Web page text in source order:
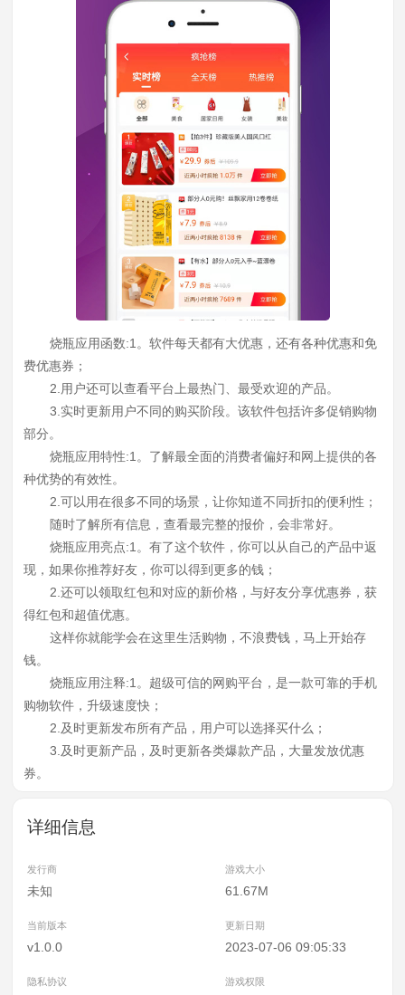
烧瓶应用函数:1。软件每天都有大优惠，还有各种优惠和免
费优惠券；
2.用户还可以查看平台上最热门、最受欢迎的产品。
3.实时更新用户不同的购买阶段。该软件包括许多促销购物
部分。
烧瓶应用特性:1。了解最全面的消费者偏好和网上提供的各
种优势的有效性。
2.可以用在很多不同的场景，让你知道不同折扣的便利性；
随时了解所有信息，查看最完整的报价，会非常好。
烧瓶应用亮点:1。有了这个软件，你可以从自己的产品中返
现，如果你推荐好友，你可以得到更多的钱；
2.还可以领取红包和对应的新价格，与好友分享优惠券，获
得红包和超值优惠。
这样你就能学会在这里生活购物，不浪费钱，马上开始存
钱。
烧瓶应用注释:1。超级可信的网购平台，是一款可靠的手机
购物软件，升级速度快；
2.及时更新发布所有产品，用户可以选择买什么；
3.及时更新产品，及时更新各类爆款产品，大量发放优惠
券。
详细信息
发行商 游戏大小
未知 61.67M
当前版本 更新日期
v1.0.0 2023-07-06 09:05:33
隐私协议 游戏权限